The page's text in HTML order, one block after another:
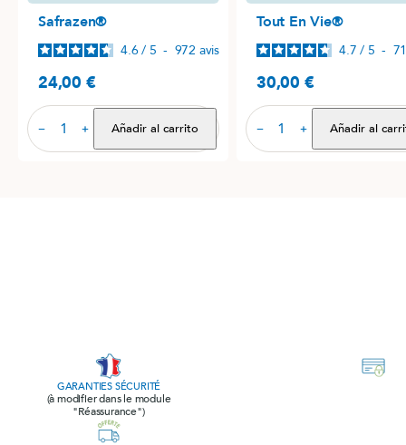
Safrazen®
4.6 / 5 - 972 avis
Precio
24,00 €
− + Añadir al carrito
Tout En Vie®
4.7 / 5 -
Precio
30,00 €
− + Añadir al
GARANTIES SÉCURITÉ
(à modifier dans le module
"Réassurance")